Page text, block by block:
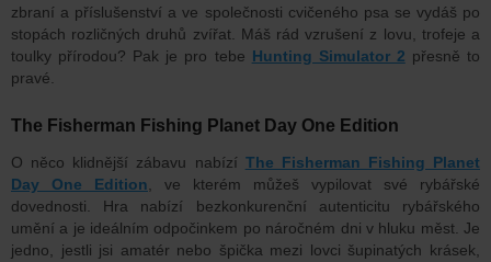
zbraní a příslušenství a ve společnosti cvičeného psa se vydáš po
stopách rozličných druhů zvířat. Máš rád vzrušení z lovu, trofeje a
toulky přírodou? Pak je pro tebe Hunting Simulator 2 přesně to
pravé.
The Fisherman Fishing Planet Day One Edition
O něco klidnější zábavu nabízí The Fisherman Fishing Planet
Day One Edition , ve kterém můžeš vypilovat své rybářské
dovednosti. Hra nabízí bezkonkurenční autenticitu rybářského
umění a je ideálním odpočinkem po náročném dni v hluku měst. Je
jedno, jestli jsi amatér nebo špička mezi lovci šupinatých krásek,